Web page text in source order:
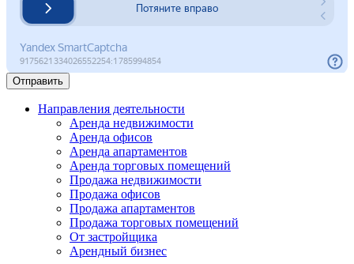
Отправить
Направления деятельности
Аренда недвижимости
Аренда офисов
Аренда апартаментов
Аренда торговых помещений
Продажа недвижимости
Продажа офисов
Продажа апартаментов
Продажа торговых помещений
От застройщика
Арендный бизнес